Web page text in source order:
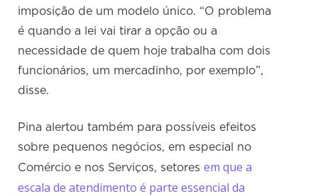
imposição de um modelo único. “O problema
é quando a lei vai tirar a opção ou a
necessidade de quem hoje trabalha com dois
funcionários, um mercadinho, por exemplo”,
disse.
Pina alertou também para possíveis efeitos
sobre pequenos negócios, em especial no
Comércio e nos Serviços, setoresem que a
escala de atendimento é parte essencial da